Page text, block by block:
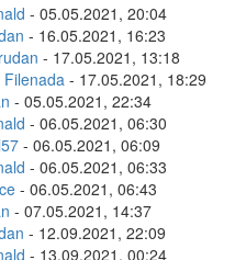
- 05.05.2021, 20:04
- 16.05.2021, 16:23
- 17.05.2021, 13:18
Filenada - 17.05.2021, 18:29
- 05.05.2021, 22:34
- 06.05.2021, 06:30
- 06.05.2021, 06:09
- 06.05.2021, 06:33
- 06.05.2021, 06:43
- 07.05.2021, 14:37
- 12.09.2021, 22:09
- 13.09.2021, 00:24